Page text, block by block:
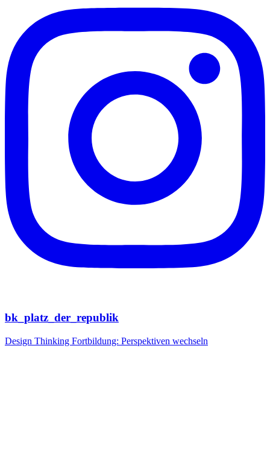
bk_platz_der_republik
Design Thinking Fortbildung: Perspektiven wechseln